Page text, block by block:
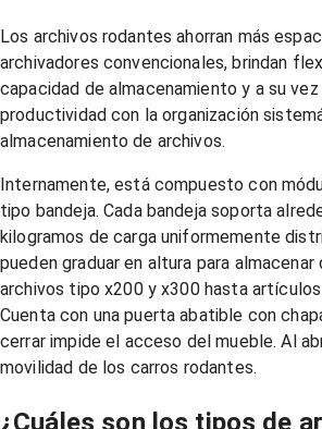
Los archivos rodantes ahorran más
archivadores convencionales, brindan
capacidad de almacenamiento y a su vez
productividad con la organización
almacenamiento de archivos.
Internamente, está compuesto con
tipo bandeja. Cada bandeja soporta
kilogramos de carga uniformemente
pueden graduar en altura para
archivos tipo x200 y x300 hasta artículos
Cuenta con una puerta abatible con
cerrar impide el acceso del mueble. Al
movilidad de los carros rodantes.
¿Cuáles son los tipos de